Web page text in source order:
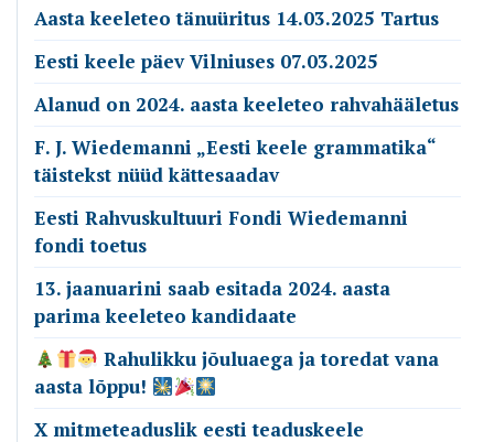
Aasta keeleteo tänuüritus 14.03.2025 Tartus
Eesti keele päev Vilniuses 07.03.2025
Alanud on 2024. aasta keeleteo rahvahääletus
F. J. Wiedemanni „Eesti keele grammatika“
täistekst nüüd kättesaadav
Eesti Rahvuskultuuri Fondi Wiedemanni
fondi toetus
13. jaanuarini saab esitada 2024. aasta
parima keeleteo kandidaate
Rahulikku jõuluaega ja toredat vana
aasta lõppu!
X mitmeteaduslik eesti teaduskeele